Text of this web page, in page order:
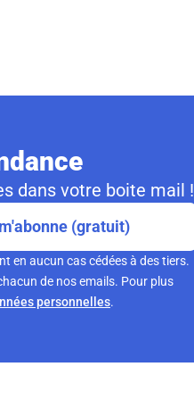
dans votre boite mail !
(gratuit)
en aucun cas cédées à des tiers.
de nos emails. Pour plus
personnelles.